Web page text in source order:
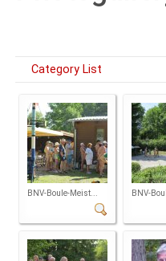
Category List
BNV-Boule-Meist... BNV-